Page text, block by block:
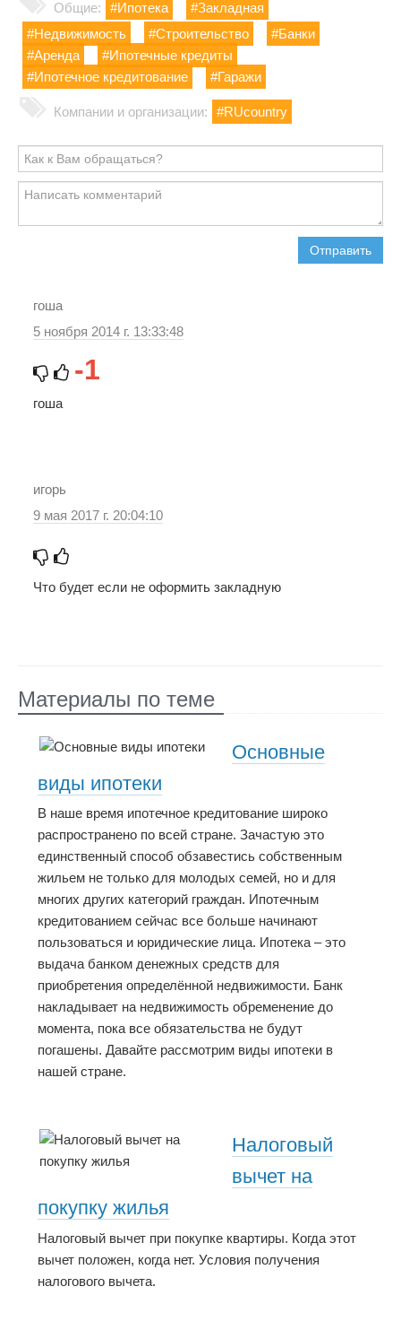
Общие: #Ипотека
#Закладная
#Недвижимость
#Строительство
#Банки
#Аренда
#Ипотечные кредиты
#Ипотечное кредитование
#Гаражи
Компании и организации: #RUcountry
Отправить
гоша
5 ноября 2014 г. 13:33:48
-1
гоша
игорь
9 мая 2017 г. 20:04:10
Что будет если не оформить закладную
Материалы по теме
Основные
виды ипотеки
В наше время ипотечное кредитование широко
распространено по всей стране. Зачастую это
единственный способ обзавестись собственным
жильем не только для молодых семей, но и для
многих других категорий граждан. Ипотечным
кредитованием сейчас все больше начинают
пользоваться и юридические лица. Ипотека – это
выдача банком денежных средств для
приобретения определённой недвижимости. Банк
накладывает на недвижимость обременение до
момента, пока все обязательства не будут
погашены. Давайте рассмотрим виды ипотеки в
нашей стране.
Налоговый
вычет на
покупку жилья
Налоговый вычет при покупке квартиры. Когда этот
вычет положен, когда нет. Условия получения
налогового вычета.